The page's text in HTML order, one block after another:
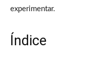
experimentar.
Índice